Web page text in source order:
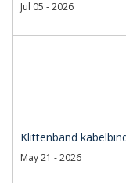
Jul 05 - 2026
Klittenband
May 21 - 2026